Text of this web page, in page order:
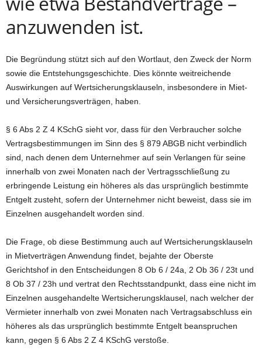
anzuwenden ist.
Die Begründung stützt sich auf den Wortlaut, den Zweck der Norm
sowie die Entstehungsgeschichte. Dies könnte weitreichende
Auswirkungen auf Wertsicherungsklauseln, insbesondere in Miet-
und Versicherungsverträgen, haben.
§ 6 Abs 2 Z 4 KSchG sieht vor, dass für den Verbraucher solche
Vertragsbestimmungen im Sinn des § 879 ABGB nicht verbindlich
sind, nach denen dem Unternehmer auf sein Verlangen für seine
innerhalb von zwei Monaten nach der Vertragsschließung zu
erbringende Leistung ein höheres als das ursprünglich bestimmte
Entgelt zusteht, sofern der Unternehmer nicht beweist, dass sie im
Einzelnen ausgehandelt worden sind.
Die Frage, ob diese Bestimmung auch auf Wertsicherungsklauseln
in Mietverträgen Anwendung findet, bejahte der Oberste
Gerichtshof in den Entscheidungen 8 Ob 6 / 24a, 2 Ob 36 / 23t und
8 Ob 37 / 23h und vertrat den Rechtsstandpunkt, dass eine nicht im
Einzelnen ausgehandelte Wertsicherungsklausel, nach welcher der
Vermieter innerhalb von zwei Monaten nach Vertragsabschluss ein
höheres als das ursprünglich bestimmte Entgelt beanspruchen
kann, gegen § 6 Abs 2 Z 4 KSchG verstoße.